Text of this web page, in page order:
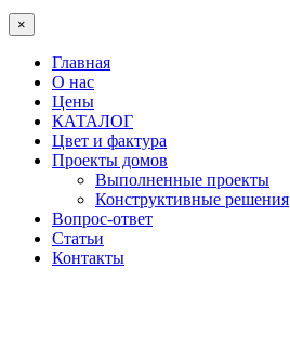
×
Главная
О нас
Цены
КАТАЛОГ
Цвет и фактура
Проекты домов
Выполненные проекты
Конструктивные решения
Вопрос-ответ
Статьи
Контакты